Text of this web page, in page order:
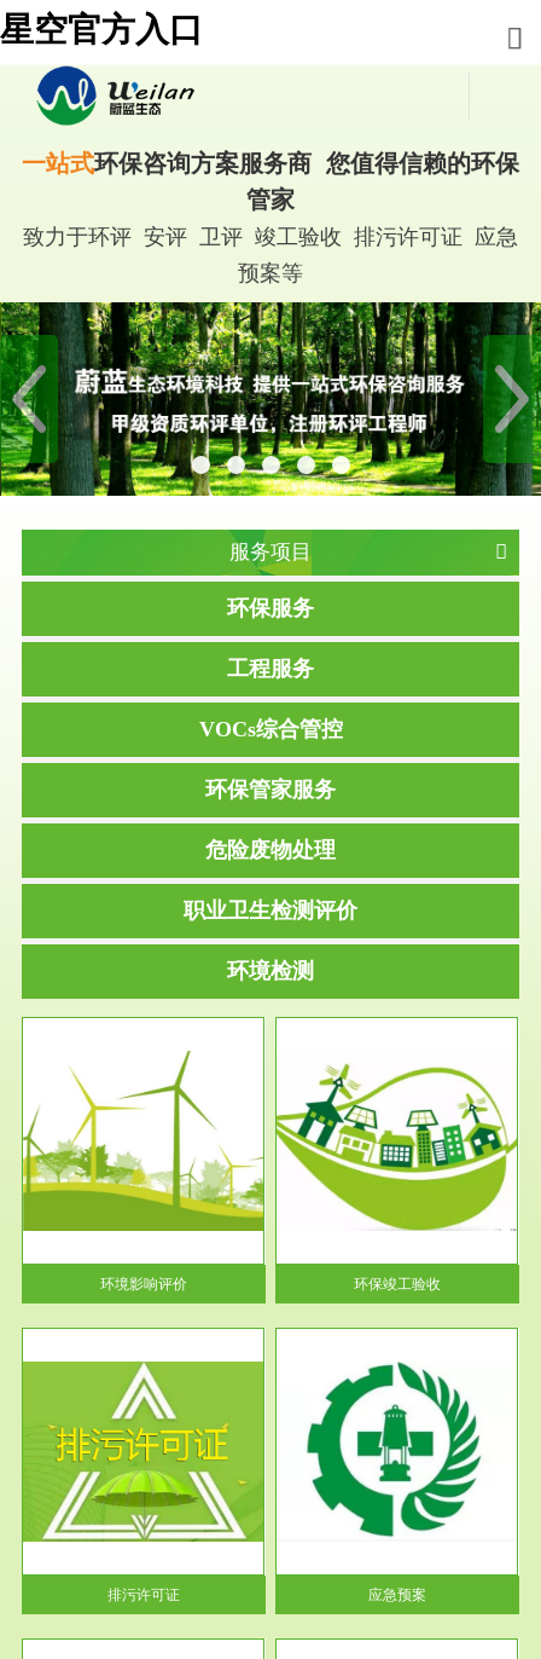
星空官方入口
一站式环保咨询方案服务商 您值得信赖的环保
管家
致力于环评 安评 卫评 竣工验收 排污许可证 应急
预案等
服务项目
环保服务
工程服务
VOCs综合管控
环保管家服务
危险废物处理
职业卫生检测评价
环境检测
环境影响评价
服务范围
环保竣工验收
根据《建设项目环境保护管理条
例》第十七条 编制环境影响报
告书、...
环保竣工验收
排污许可证
服务范围
应急预案
根据《中华人民共和国环境保护
法》第十九条 企业事业单位应
当按照...
应急预案